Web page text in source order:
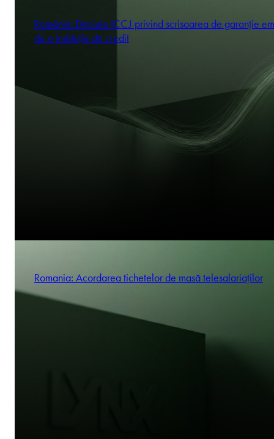
România: Decizie ICCJ privind scrisoarea de garanție
de o instituție de credit
Romania: Acordarea tichetelor de masă telesalariaților